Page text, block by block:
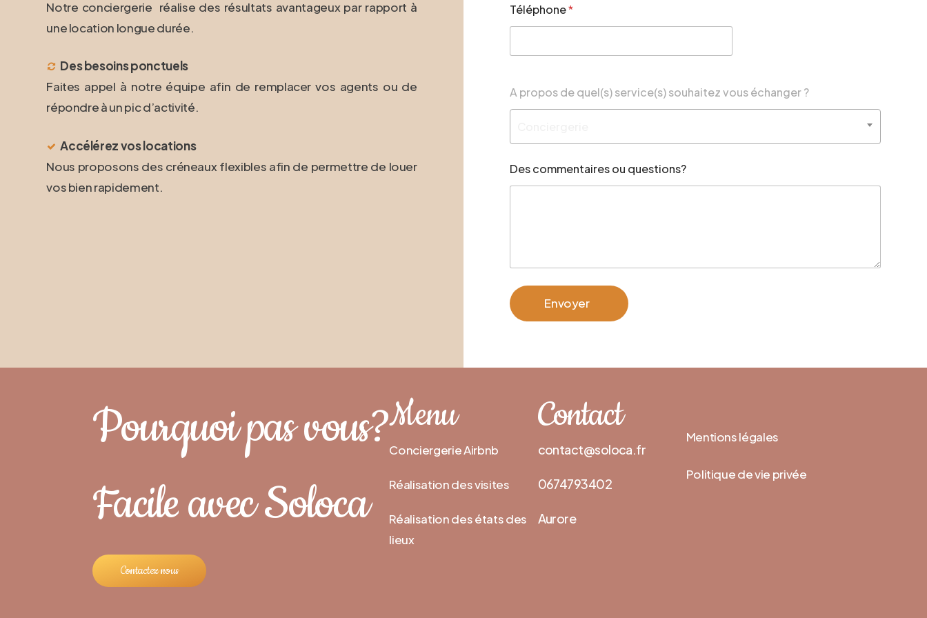
Notre conciergerie réalise des résultats avantageux par rapport à
une location longue durée.
Des besoins ponctuels
Faites appel à notre équipe afin de remplacer vos agents ou de
répondre à un pic d’activité.
Accélérez vos locations
Nous proposons des créneaux flexibles afin de permettre de louer
vos bien rapidement.
u
e
(
D
é
é
p
Téléphone*
A propos de quel(s) service(s) souhaitez vous échanger ?
Des commentaires ou questions?
Envoyer
Pourquoi pas vous?
Facileavec Soloca
Contacteznous
Menu
Conciergerie Airbnb
Réalisation des visites
Réalisation des états des
lieux
Contact
contact@soloca.fr
0674793402
Aurore
Mentions légales
Politique de vie privée